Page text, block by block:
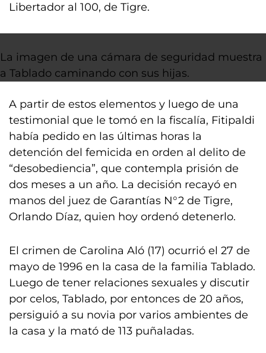
Libertador al 100, de Tigre.
La imagen de una cámara de seguridad muestra
a Tablado caminando con sus hijas.
A partir de estos elementos y luego de una
testimonial que le tomó en la fiscalía, Fitipaldi
había pedido en las últimas horas la
detención del femicida en orden al delito de
“desobediencia”, que contempla prisión de
dos meses a un año. La decisión recayó en
manos del juez de Garantías N°2 de Tigre,
Orlando Díaz, quien hoy ordenó detenerlo.
El crimen de Carolina Aló (17) ocurrió el 27 de
mayo de 1996 en la casa de la familia Tablado.
Luego de tener relaciones sexuales y discutir
por celos, Tablado, por entonces de 20 años,
persiguió a su novia por varios ambientes de
la casa y la mató de 113 puñaladas.